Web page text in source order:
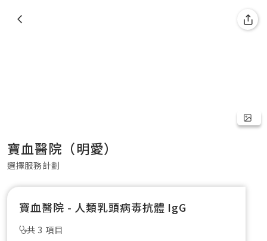
寶血醫院（明愛）
選擇服務計劃
寶血醫院 - 人類乳頭病毒抗體 IgG
共 3 項目